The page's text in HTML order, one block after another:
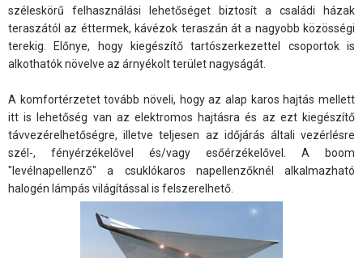
széleskörű felhasználási lehetőséget biztosít a családi házak
teraszától az éttermek, kávézok teraszán át a nagyobb közösségi
terekig. Előnye, hogy kiegészítő tartószerkezettel csoportok is
alkothatók növelve az árnyékolt terület nagyságát.
A komfortérzetet tovább növeli, hogy az alap karos hajtás mellett
itt is lehetőség van az elektromos hajtásra és az ezt kiegészítő
távvezérelhetőségre, illetve teljesen az időjárás általi vezérlésre
szél-, fényérzékelővel és/vagy esőérzékelővel. A boom
"levélnapellenző" a csuklókaros napellenzőknél alkalmazható
halogén lámpás világítással is felszerelhető.